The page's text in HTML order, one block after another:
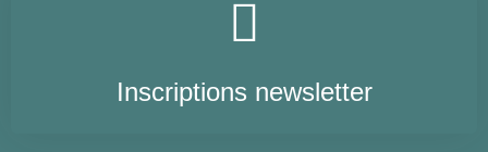
Inscriptions newsletter